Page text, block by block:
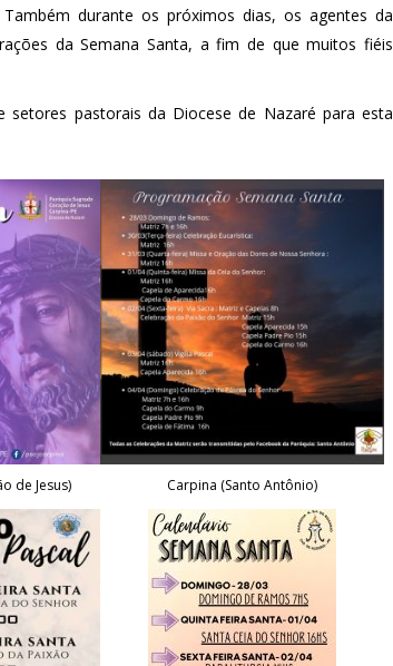
durante os próximos dias, os agentes da
da Semana Santa, a fim de que muitos fiéis
setores pastorais da Diocese de Nazaré para esta
de Jesus) Carpina (Santo Antônio)